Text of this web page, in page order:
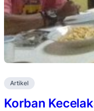
Artikel
Korban